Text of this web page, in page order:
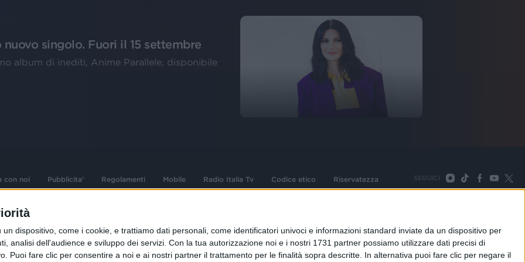
dispositivo, come i cookie, e trattiamo dati personali, come identificatori univoci e informazioni standard inviate da un dispositivo per
analisi dell'audience e sviluppo dei servizi. Con la tua autorizzazione noi e i nostri 1731 partner possiamo utilizzare dati precisi di
Puoi fare clic per consentire a noi e ai nostri partner il trattamento per le finalità sopra descritte. In alternativa puoi fare clic per negare il
nuovo singolo. Fuori il 15 settembre
album di inediti, Anime Parallele, disponibile
con noi Pubblicita' Regolamenti Mobile Radio Italia Tv Codice etico Riservatezza SEGUICI
d'autore e dei diritti
e n° iscrizione
n°286 - 3 Aprile
02 25444220
Sede Legale: Via Savona 97, 20144 Milano